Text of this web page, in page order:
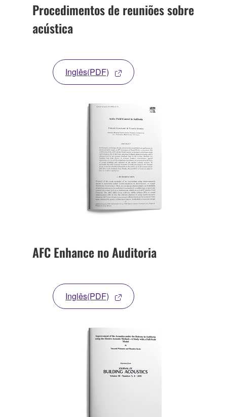
Procedimentos de reuniões sobre
acústica
Inglês(PDF)
AFC Enhance no Auditoria
Inglês(PDF)